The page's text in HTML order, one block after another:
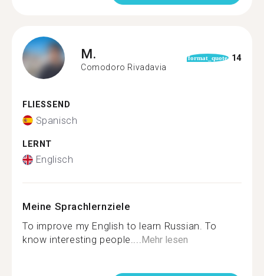
M.
Comodoro Rivadavia
format_quote 14
FLIESSEND
Spanisch
LERNT
Englisch
Meine Sprachlernziele
To improve my English to learn Russian. To
know interesting people....Mehr lesen